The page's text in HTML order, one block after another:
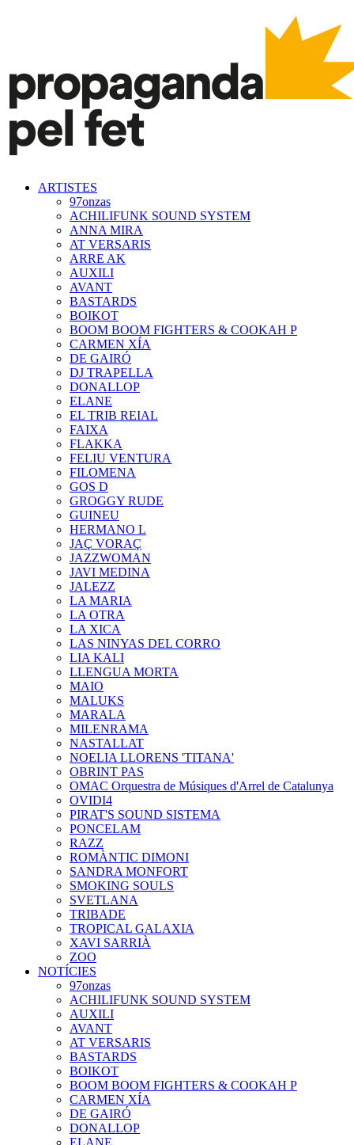
ARTISTES
97onzas
ACHILIFUNK SOUND SYSTEM
ANNA MIRA
AT VERSARIS
ARRE AK
AUXILI
AVANT
BASTARDS
BOIKOT
BOOM BOOM FIGHTERS & COOKAH P
CARMEN XÍA
DE GAIRÓ
DJ TRAPELLA
DONALLOP
ELANE
EL TRIB REIAL
FAIXA
FLAKKA
FELIU VENTURA
FILOMENA
GOS D
GROGGY RUDE
GUINEU
HERMANO L
JAÇ VORAÇ
JAZZWOMAN
JAVI MEDINA
JALEZZ
LA MARIA
LA OTRA
LA XICA
LAS NINYAS DEL CORRO
LIA KALI
LLENGUA MORTA
MAIO
MALUKS
MARALA
MILENRAMA
NASTALLAT
NOELIA LLORENS 'TITANA'
OBRINT PAS
OMAC Orquestra de Músiques d'Arrel de Catalunya
OVIDI4
PIRAT'S SOUND SISTEMA
PONCELAM
RAZZ
ROMÀNTIC DIMONI
SANDRA MONFORT
SMOKING SOULS
SVETLANA
TRIBADE
TROPICAL GALAXIA
XAVI SARRIÀ
ZOO
NOTÍCIES
97onzas
ACHILIFUNK SOUND SYSTEM
AUXILI
AVANT
AT VERSARIS
BASTARDS
BOIKOT
BOOM BOOM FIGHTERS & COOKAH P
CARMEN XÍA
DE GAIRÓ
DONALLOP
ELANE